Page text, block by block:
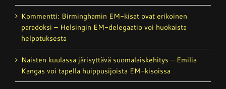
Kommentti: Birminghamin EM-kisat ovat erikoinen
paradoksi – Helsingin EM-delegaatio voi huokaista
helpotuksesta
Naisten kuulassa järisyttävä suomalais­kehitys – Emilia
Kangas voi tapella huippusijoista EM-kisoissa